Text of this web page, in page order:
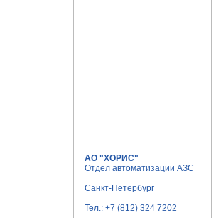
АО "ХОРИС"
Отдел автоматизации АЗС
Санкт-Петербург
Тел.: +7 (812) 324 7202